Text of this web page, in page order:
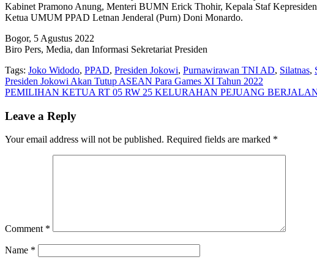
Kabinet Pramono Anung, Menteri BUMN Erick Thohir, Kepala Staf
Ketua UMUM PPAD Letnan Jenderal (Purn) Doni Monardo.
Bogor, 5 Agustus 2022
Biro Pers, Media, dan Informasi Sekretariat Presiden
Tags: Joko Widodo, PPAD, Presiden Jokowi, Purnawirawan TNI AD, Silatnas,
Post
navigation
Presiden Jokowi Akan Tutup ASEAN Para Games XI Tahun 2022
PEMILIHAN KETUA RT 05 RW 25 KELURAHAN PEJUANG
Leave a Reply
Your email address will not be published. Required fields are marked *
Comment *
Name *